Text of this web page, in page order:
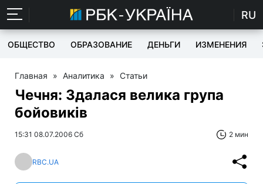
RU
ОБЩЕСТВО ОБРАЗОВАНИЕ ДЕНЬГИ ИЗМЕНЕНИЯ
Главная » Аналитика » Статьи
Чечня: Здалася велика група
бойовиків
15:31 08.07.2006 Сб 2 мин
RBC.UA